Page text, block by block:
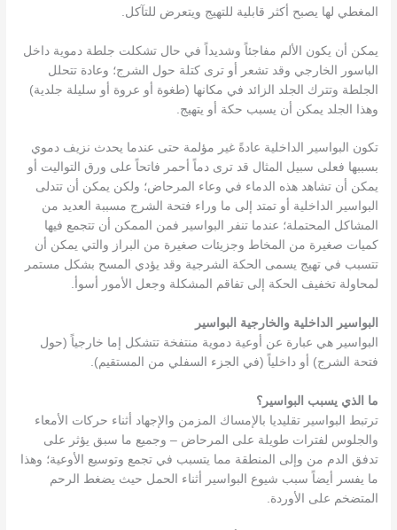
المغطي لها يصبح أكثر قابلية للتهيج ويتعرض للتآكل.
يمكن أن يكون الألم مفاجئاً وشديداً في حال تشكلت جلطة دموية داخل
الباسور الخارجي وقد تشعر أو ترى كتلة حول الشرج؛ وعادة تتحلل
الجلطة وتترك الجلد الزائد في مكانها (طغوة أو عروة أو سليلة جلدية)
وهذا الجلد يمكن أن يسبب حكة أو يتهيج.
تكون البواسير الداخلية عادةً غير مؤلمة حتى عندما يحدث نزيف دموي
بسببها فعلى سبيل المثال قد ترى دماً أحمر فاتحاً على ورق التواليت أو
يمكن أن تشاهد هذه الدماء في وعاء المرحاض؛ ولكن يمكن أن تتدلى
البواسير الداخلية أو تمتد إلى ما وراء فتحة الشرج مسببة العديد من
المشاكل المحتملة؛ عندما تنفر البواسير فمن الممكن أن تتجمع فيها
كميات صغيرة من المخاط وجزيئات صغيرة من البراز والتي يمكن أن
تتسبب في تهيج يسمى الحكة الشرجية وقد يؤدي المسح بشكل مستمر
لمحاولة تخفيف الحكة إلى تفاقم المشكلة وجعل الأمور أسوأ.
البواسير الداخلية والخارجية البواسير
البواسير هي عبارة عن أوعية دموية منتفخة تتشكل إما خارجياً (حول
فتحة الشرج) أو داخلياً (في الجزء السفلي من المستقيم).
ما الذي يسبب البواسير؟
ترتبط البواسير تقليديا بالإمساك المزمن والإجهاد أثناء حركات الأمعاء
والجلوس لفترات طويلة على المرحاض – وجميع ما سبق يؤثر على
تدفق الدم من وإلى المنطقة مما يتسبب في تجمع وتوسيع الأوعية؛ وهذا
ما يفسر أيضاً سبب شيوع البواسير أثناء الحمل حيث يضغط الرحم
المتضخم على الأوردة.